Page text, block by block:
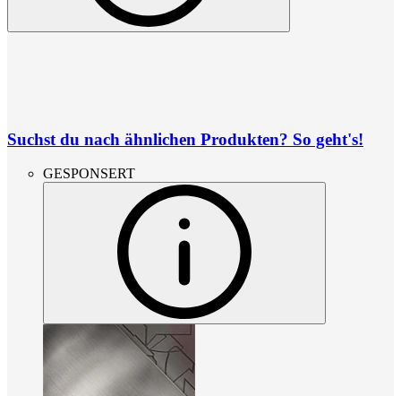
Suchst du nach ähnlichen Produkten? So geht's!
GESPONSERT